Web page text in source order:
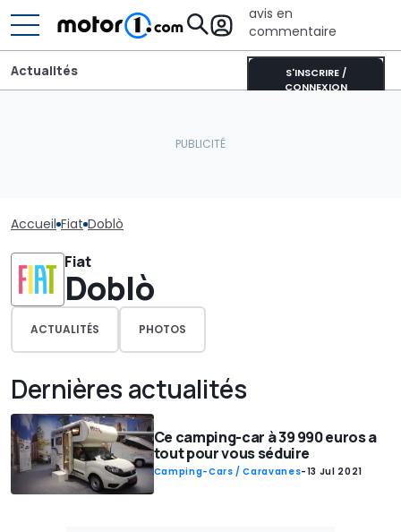
avis en
commentaire
S'INSCRIRE /
CONNEXION
Actualités
Accueil Fiat Doblò
Fiat
Doblò
ACTUALITÉS PHOTOS
Dernières actualités
Ce camping-car à 39 990 euros a
tout pour vous séduire
Camping-Cars / Caravanes-13 Jul 2021